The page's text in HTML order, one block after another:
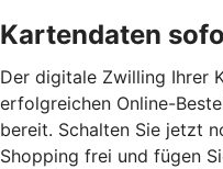
Kartendaten
Der digitale Zwilling Ihrer
erfolgreichen Online-
bereit. Schalten Sie jetzt
Shopping frei und fügen